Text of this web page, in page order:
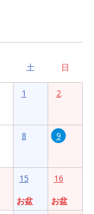
土 日
1 2
8 9
15
お盆
16
お盆